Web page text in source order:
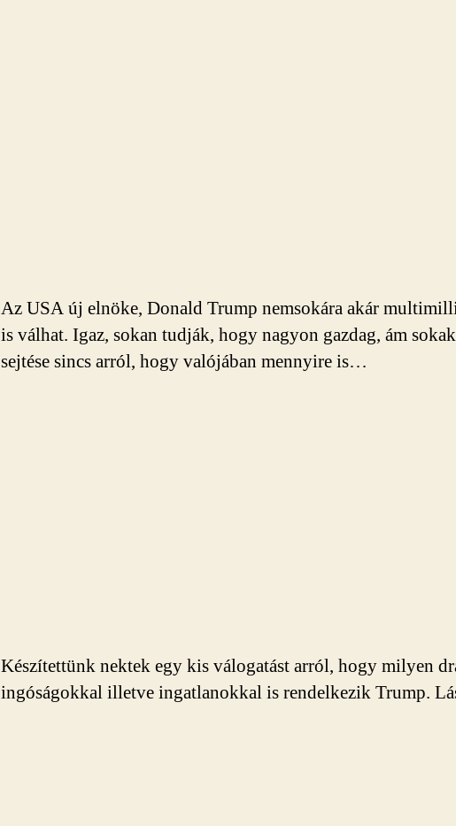
Az USA új elnöke, Donald Trump nemsokára akár
is válhat. Igaz, sokan tudják, hogy nagyon gazdag, ám
sejtése sincs arról, hogy valójában mennyire is…
Készítettünk nektek egy kis válogatást arról, hogy milyen
ingóságokkal illetve ingatlanokkal is rendelkezik Trump.